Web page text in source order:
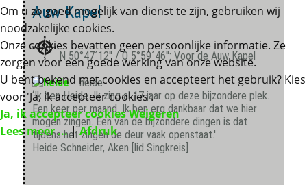
Auw Kapel
N 50°47´12'' / O 5°59´46'': Voor de Auw Kapel
heide
‘Ik ben Heide. Ik zing al 17 jaar op deze bijzondere plek.
Een keer per maand. Ik ben erg dankbaar dat we hier
mogen zingen. Een van de bijzondere dingen is dat
tijdens het zingen de deur vaak openstaat.'
Heide Schneider, Aken [lid Singkreis]
Om u zo goed mogelijk van dienst te zijn, gebruiken wij
noodzakelijke cookies.
Onze cookies bevatten geen persoonlijke informatie. Ze
zorgen voor een goede werking van onze website.
U bent bekend met cookies en accepteert het gebruik? Kies
voor 'Ja, ik accepteer cookies'.
Ja, ik accepteer cookiesWeigeren
Lees meer ...|Afdruk